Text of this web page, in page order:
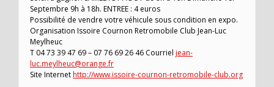
Septembre 9h à 18h. ENTREE : 4 euros
Possibilité de vendre votre véhicule sous condition en expo.
Organisation Issoire Cournon Retromobile Club Jean-Luc
Meylheuc
T 04 73 39 47 69 – 07 76 69 26 46 Courriel jean-
luc.meylheuc@orange.fr
Site Internethttp://www.issoire-cournon-retromobile-club.org